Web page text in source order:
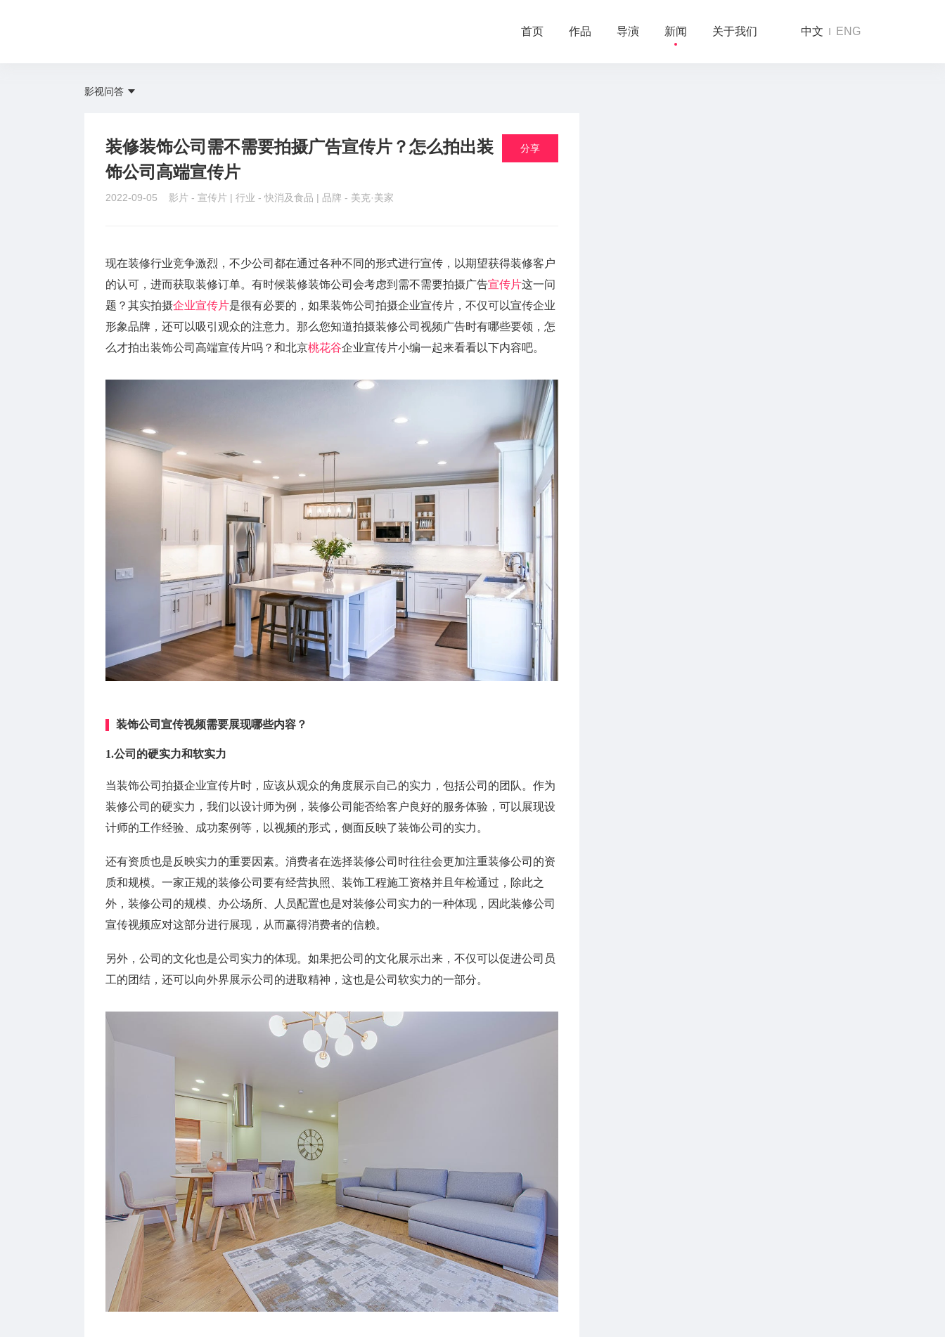
首页 作品 导演 新闻 关于我们 中文 ENG
影视问答
装修装饰公司需不需要拍摄广告宣传片？怎么拍出装
饰公司高端宣传片
2022-09-05 影片 - 宣传片 | 行业 - 快消及食品 | 品牌 - 美克·美家
分享
现在装修行业竞争激烈，不少公司都在通过各种不同的形式进行宣传，以期望获得装修客户
的认可，进而获取装修订单。有时候装修装饰公司会考虑到需不需要拍摄广告宣传片这一问
题？其实拍摄企业宣传片是很有必要的，如果装饰公司拍摄企业宣传片，不仅可以宣传企业
形象品牌，还可以吸引观众的注意力。那么您知道拍摄装修公司视频广告时有哪些要领，怎
么才拍出装饰公司高端宣传片吗？和北京桃花谷企业宣传片小编一起来看看以下内容吧。
装饰公司宣传视频需要展现哪些内容？
1.公司的硬实力和软实力
当装饰公司拍摄企业宣传片时，应该从观众的角度展示自己的实力，包括公司的团队。作为
装修公司的硬实力，我们以设计师为例，装修公司能否给客户良好的服务体验，可以展现设
计师的工作经验、成功案例等，以视频的形式，侧面反映了装饰公司的实力。
还有资质也是反映实力的重要因素。消费者在选择装修公司时往往会更加注重装修公司的资
质和规模。一家正规的装修公司要有经营执照、装饰工程施工资格并且年检通过，除此之
外，装修公司的规模、办公场所、人员配置也是对装修公司实力的一种体现，因此装修公司
宣传视频应对这部分进行展现，从而赢得消费者的信赖。
另外，公司的文化也是公司实力的体现。如果把公司的文化展示出来，不仅可以促进公司员
工的团结，还可以向外界展示公司的进取精神，这也是公司软实力的一部分。